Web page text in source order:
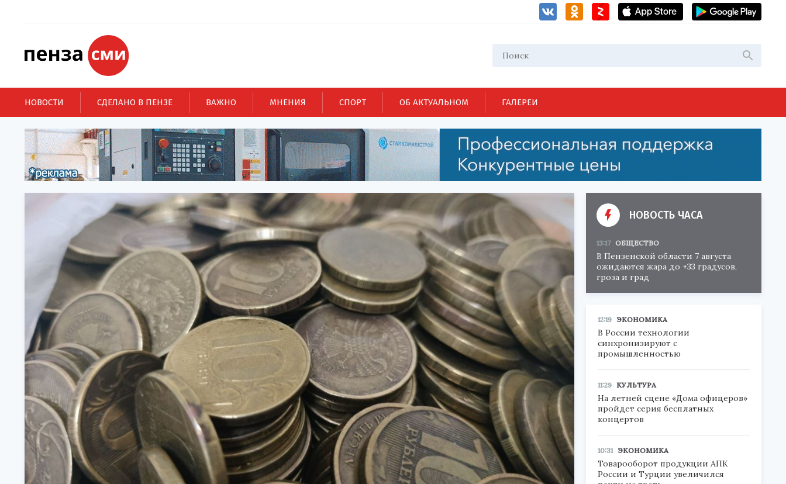
НОВОСТИ СДЕЛАНО В ПЕНЗЕ ВАЖНО МНЕНИЯ СПОРТ ОБ АКТУАЛЬНОМ ГАЛЕРЕИ
НОВОСТЬ ЧАСА
13:17 ОБЩЕСТВО
В Пензенской области 7 августа
ожидаются жара до +33 градусов,
гроза и град
12:19 ЭКОНОМИКА
В России технологии
синхронизируют с
промышленностью
11:29 КУЛЬТУРА
На летней сцене «Дома офицеров»
пройдет серия бесплатных
концертов
10:31 ЭКОНОМИКА
Товарооборот продукции АПК
России и Турции увеличился